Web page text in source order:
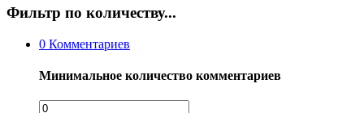
Фильтр по количеству...
0 Комментариев
Минимальное количество комментариев